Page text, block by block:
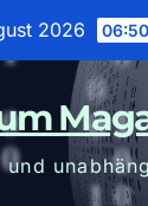
2026 06:50